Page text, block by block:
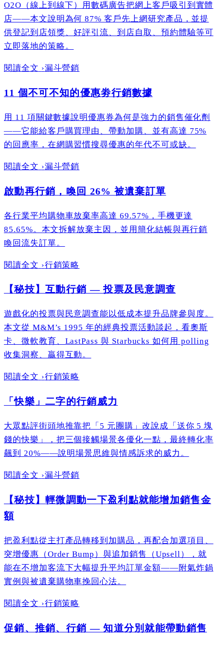
O2O（線上到線下）用數碼廣告把網上客戶吸引到實體
店——本文說明為何 87% 客戶先上網研究產品，並提
供登記到店領獎、好評引流、到店自取、預約體驗等可
立即落地的策略。
閱讀全文 ›漏斗營銷
11 個不可不知的優惠劵行銷數據
用 11 項關鍵數據說明優惠券為何是強力的銷售催化劑
——它能給客戶購買理由、帶動加購、並有高達 75%
的回應率，在網購習慣搜尋優惠的年代不可或缺。
閱讀全文 ›漏斗營銷
啟動再行銷，喚回 26% 被遺棄訂單
各行業平均購物車放棄率高達 69.57%，手機更達
85.65%。本文拆解放棄主因，並用簡化結帳與再行銷
喚回流失訂單。
閱讀全文 ›行銷策略
【秘技】互動行銷 — 投票及民意調查
遊戲化的投票與民意調查能以低成本提升品牌參與度。
本文從 M&M’s 1995 年的經典投票活動談起，看奧斯
卡、微軟教育、LastPass 與 Starbucks 如何用 polling
收集洞察、贏得互動。
閱讀全文 ›行銷策略
「快樂」二字的行銷威力
大眾點評街頭地推靠把「5 元團購」改說成「送你 5 塊
錢的快樂」，把三個接觸場景各優化一點，最終轉化率
飆到 20%——說明場景思維與情感訴求的威力。
閱讀全文 ›漏斗營銷
【秘技】輕微調動一下盈利點就能增加銷售金
額
把盈利點從主打產品轉移到加購品，再配合加選項目、
突增優惠（Order Bump）與追加銷售（Upsell），就
能在不增加客流下大幅提升平均訂單金額——附氣炸鍋
實例與被遺棄購物車挽回心法。
閱讀全文 ›行銷策略
促銷、推銷、行銷 — 知道分別就能帶動銷售